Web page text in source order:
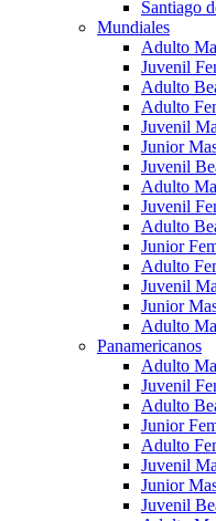
Santiago
Mundiales
Adulto
Juvenil
Adulto
Adulto
Juvenil
Junior
Juvenil
Adulto
Juvenil
Adulto
Junior
Adulto
Juvenil
Junior
Adulto
Panamericanos
Adulto
Juvenil
Adulto
Junior
Adulto
Juvenil
Junior
Juvenil